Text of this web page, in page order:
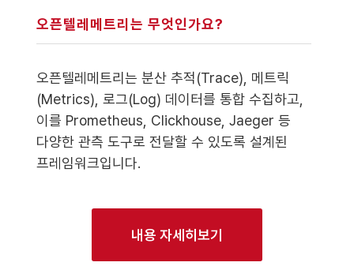
오픈텔레메트리는 무엇인가요?
오픈텔레메트리는 분산 추적(Trace), 메트릭
(Metrics), 로그(Log) 데이터를 통합 수집하고,
이를 Prometheus, Clickhouse, Jaeger 등
다양한 관측 도구로 전달할 수 있도록 설계된
프레임워크입니다.
내용 자세히보기